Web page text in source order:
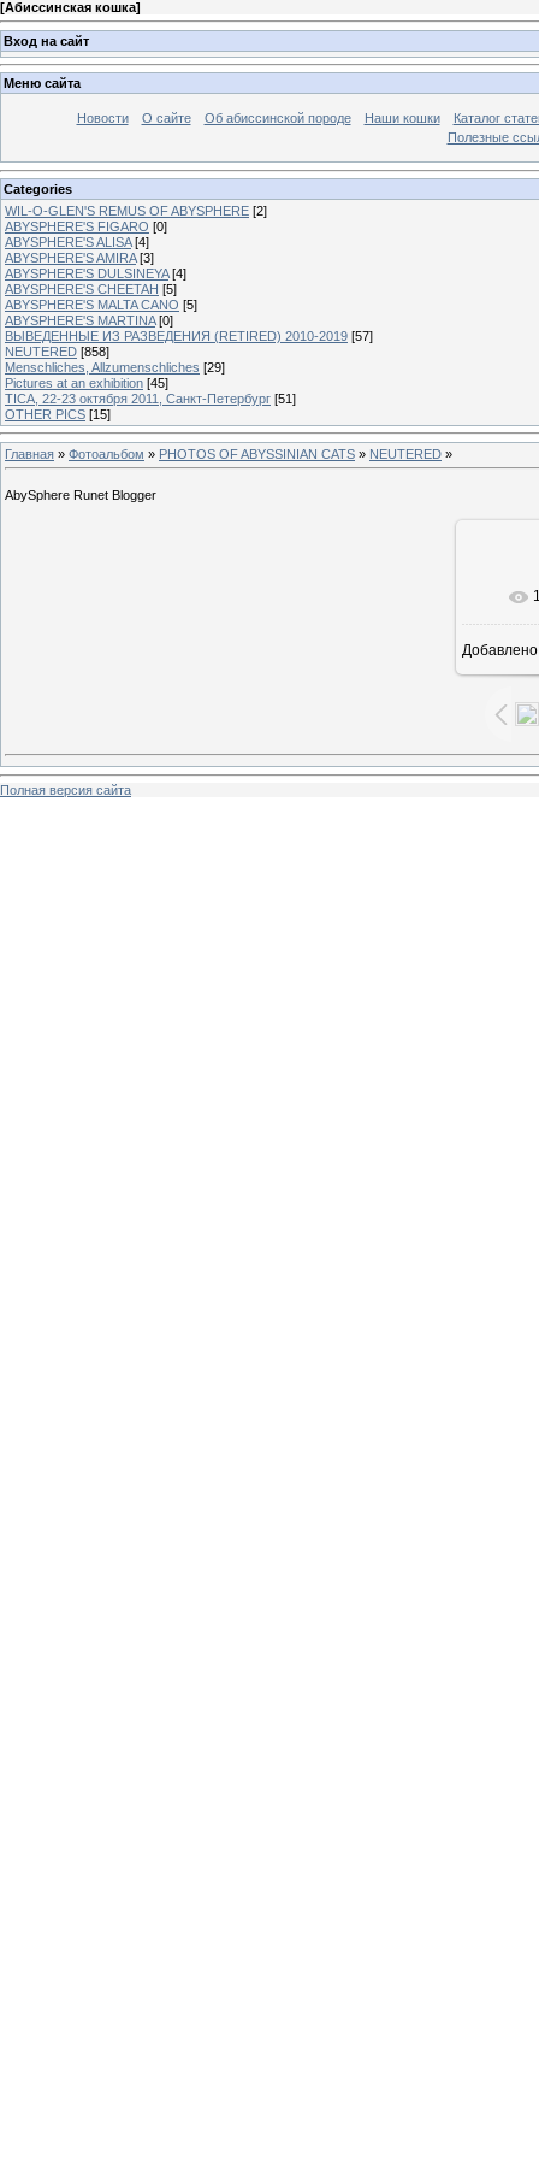
[Абиссинская кошка]
Вход на сайт
Меню сайта
Новости О сайте Об абиссинской породе Наши кошки
Каталог
Полезные
Categories
WIL-O-GLEN'S REMUS OF ABYSPHERE [2]
ABYSPHERE'S FIGARO [0]
ABYSPHERE'S ALISA [4]
ABYSPHERE'S AMIRA [3]
ABYSPHERE'S DULSINEYA [4]
ABYSPHERE'S CHEETAH [5]
ABYSPHERE'S MALTA CANO [5]
ABYSPHERE'S MARTINA [0]
ВЫВЕДЕННЫЕ ИЗ РАЗВЕДЕНИЯ (RETIRED) 2010-2019 [57]
NEUTERED [858]
Menschliches, Allzumenschliches [29]
Pictures at an exhibition [45]
TICA, 22-23 октября 2011, Санкт-Петербург [51]
OTHER PICS [15]
Главная » Фотоальбом » PHOTOS OF ABYSSINIAN CATS » NEUTERED »
AbySphere Runet Blogger
В
Добавлено
Полная версия сайта